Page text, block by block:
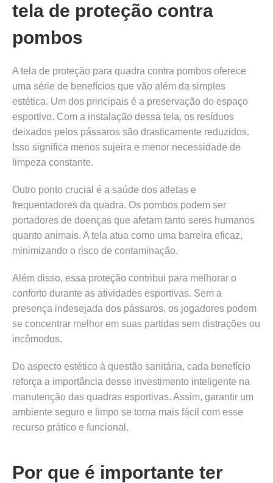
tela de proteção contra
pombos
A tela de proteção para quadra contra pombos oferece
uma série de benefícios que vão além da simples
estética. Um dos principais é a preservação do espaço
esportivo. Com a instalação dessa tela, os resíduos
deixados pelos pássaros são drasticamente reduzidos.
Isso significa menos sujeira e menor necessidade de
limpeza constante.
Outro ponto crucial é a saúde dos atletas e
frequentadores da quadra. Os pombos podem ser
portadores de doenças que afetam tanto seres humanos
quanto animais. A tela atua como uma barreira eficaz,
minimizando o risco de contaminação.
Além disso, essa proteção contribui para melhorar o
conforto durante as atividades esportivas. Sem a
presença indesejada dos pássaros, os jogadores podem
se concentrar melhor em suas partidas sem distrações ou
incômodos.
Do aspecto estético à questão sanitária, cada benefício
reforça a importância desse investimento inteligente na
manutenção das quadras esportivas. Assim, garantir um
ambiente seguro e limpo se torna mais fácil com esse
recurso prático e funcional.
Por que é importante ter